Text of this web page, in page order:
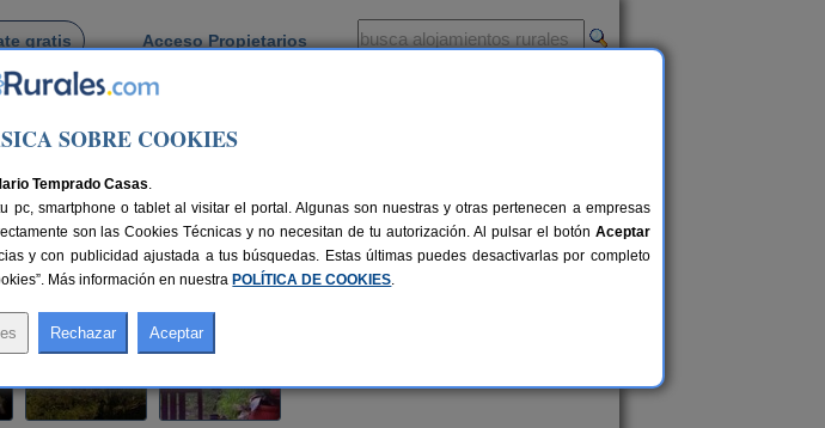
gratis Acceso Propietarios
SOBRE COOKIES
Temprado Casas.
smartphone o tablet al visitar el portal. Algunas son nuestras y otras pertenecen a empresas
son las Cookies Técnicas y no necesitan de tu autorización. Al pulsar el botón Aceptar
y con publicidad ajustada a tus búsquedas. Estas últimas puedes desactivarlas por completo
Más información en nuestra POLÍTICA DE COOKIES.